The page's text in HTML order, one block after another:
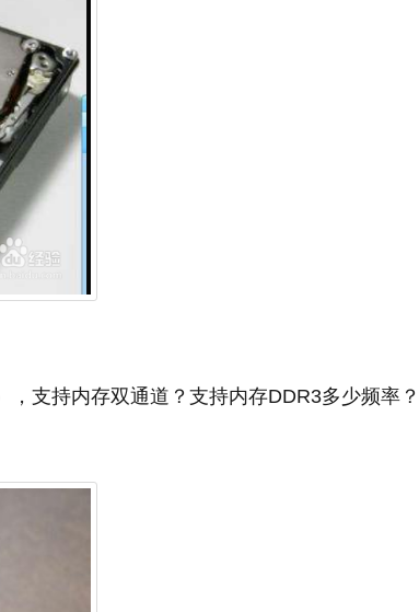
支持内存双通道？支持内存DDR3多少频率